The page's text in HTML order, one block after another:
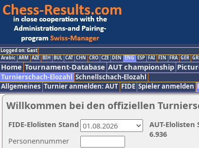
Logged on: Gast
Arabic ARM AZE BIH BUL CAT CHN CRO CZE DEN ENG ESP FAI FIN FRA GER
Home Tournament-Database AUT championship
Turnierschach-Elozahl Schnellschach-Elozahl
Allgemeines Turnier anmelden: AUT FIDE Spieler anmelden
Willkommen bei den offiziellen
Personennummer
AUT-Elolisten
6.936
FIDE-Elolisten Stand